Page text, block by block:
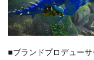
■ブランドプロデュー